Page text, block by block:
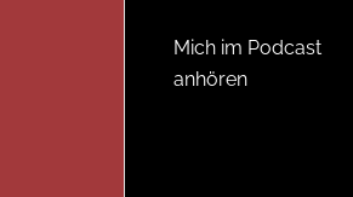
Mich im Podcast
anhören